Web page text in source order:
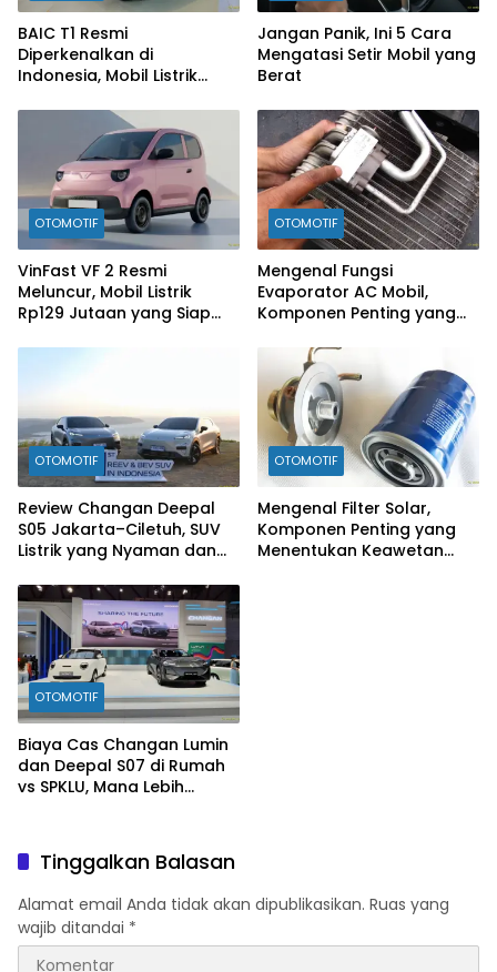
BAIC T1 Resmi
Diperkenalkan di
Indonesia, Mobil Listrik
Ramaikan Pasar EV
Jangan Panik, Ini 5 Cara
Mengatasi Setir Mobil yang
Berat
OTOMOTIF
VinFast VF 2 Resmi
Meluncur, Mobil Listrik
Rp129 Jutaan yang Siap
Motor
OTOMOTIF
Mengenal Fungsi
Evaporator AC Mobil,
Komponen Penting yang
OTOMOTIF
Review Changan Deepal
S05 Jakarta–Ciletuh, SUV
Listrik yang Nyaman dan
OTOMOTIF
Mengenal Filter Solar,
Komponen Penting yang
Menentukan Keawetan
OTOMOTIF
Biaya Cas Changan Lumin
dan Deepal S07 di Rumah
vs SPKLU, Mana Lebih
Tinggalkan Balasan
Alamat email Anda tidak akan dipublikasikan. Ruas yang
wajib ditandai *